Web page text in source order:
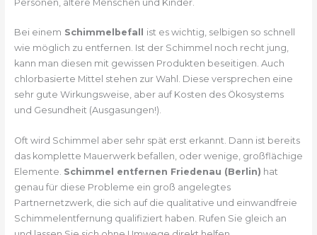
Personen, ältere Menschen und Kinder.
Bei einem Schimmelbefall ist es wichtig, selbigen so schnell
wie möglich zu entfernen. Ist der Schimmel noch recht jung,
kann man diesen mit gewissen Produkten beseitigen. Auch
chlorbasierte Mittel stehen zur Wahl. Diese versprechen eine
sehr gute Wirkungsweise, aber auf Kosten des Ökosystems
und Gesundheit (Ausgasungen!).
Oft wird Schimmel aber sehr spät erst erkannt. Dann ist bereits
das komplette Mauerwerk befallen, oder wenige, großflächige
Elemente. Schimmel entfernen Friedenau (Berlin) hat
genau für diese Probleme ein groß angelegtes
Partnernetzwerk, die sich auf die qualitative und einwandfreie
Schimmelentfernung qualifiziert haben. Rufen Sie gleich an